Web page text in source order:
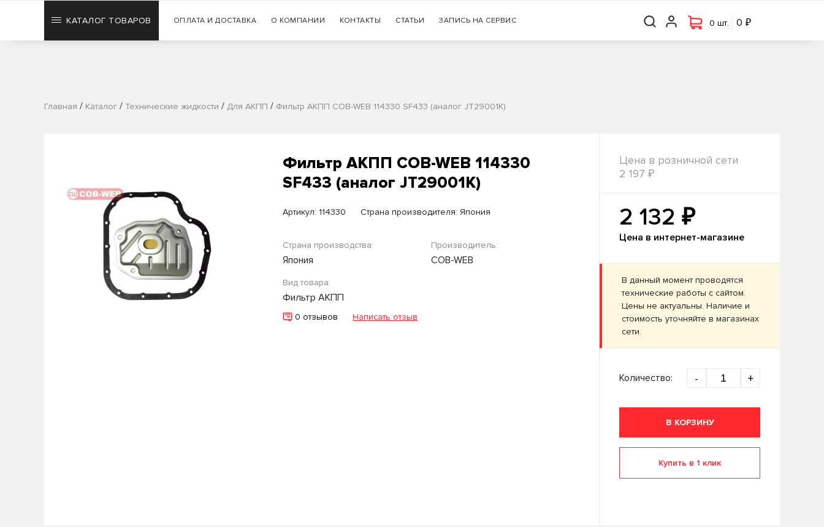
Гарантия
+7 (383) 335-77-99 0 шт. 0
КАТАЛОГ ТОВАРОВ ОПЛАТА И ДОСТАВКА О КОМПАНИИ КОНТАКТЫ СТАТЬИ ЗАПИСЬ НА СЕРВИС 0 шт. 0 ₽
Главная / Каталог / Технические жидкости / Для АКПП / Фильтр АКПП COB-WEB 114330 SF433 (аналог JT29001K)
Фильтр АКПП COB-WEB 114330
SF433 (аналог JT29001K)
Артикул: 114330 Страна производителя: Япония
Страна производства:
Япония
Производитель:
COB-WEB
Вид товара:
Фильтр АКПП
0 отзывов Написать отзыв
Цена в розничной сети
2 197 ₽
2 132 ₽
Цена в интернет-магазине
В данный момент проводятся
технические работы с сайтом.
Цены не актуальны. Наличие и
стоимость уточняйте в магазинах
сети.
Количество: - +
В КОРЗИНУ
Купить в 1 клик